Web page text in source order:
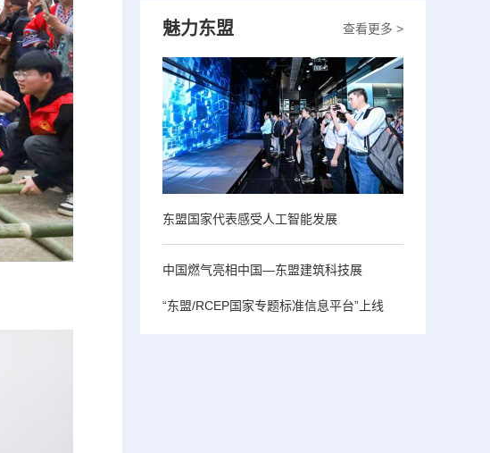
查看更多 >
魅力东盟
东盟国家代表感受人工智能发展
中国燃气亮相中国—东盟建筑科技展
“东盟/RCEP国家专题标准信息平台”上线